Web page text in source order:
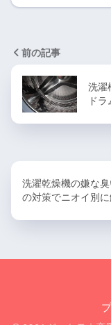
前の記事
洗濯
ド
洗濯乾燥機の嫌な
の対策でニオイ別